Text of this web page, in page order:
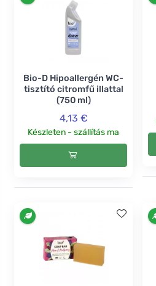
Bio-D Hipoallergén WC-
tisztító citromfű illattal
(750 ml)
4,13 €
Készleten - szállítás ma